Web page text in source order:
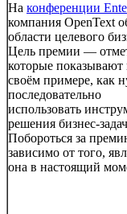
На конференции
компания OpenText
области целевого
Цель премии —
которые показывают
своём примере, как
последовательно
использовать
решения бизнес-
Побороться за
зависимо от того,
она в настоящий